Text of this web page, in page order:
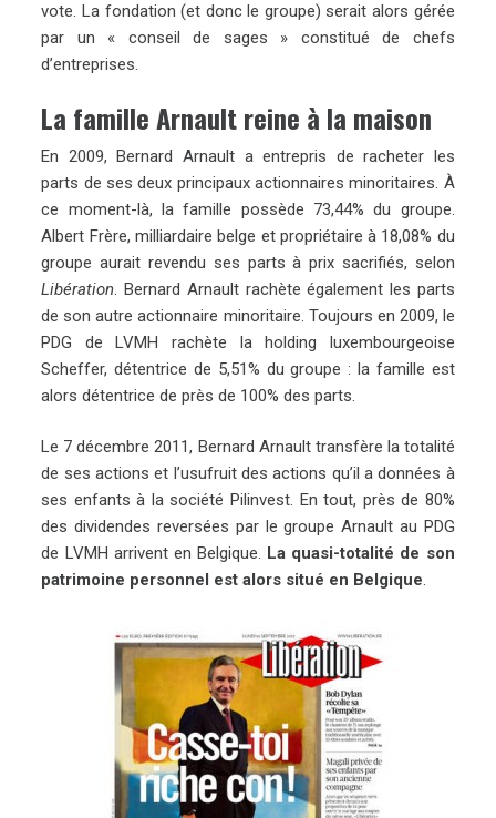
vote. La fondation (et donc le groupe) serait alors gérée
par un « conseil de sages » constitué de chefs
d’entreprises.
La famille Arnault reine à la maison
En 2009, Bernard Arnault a entrepris de racheter les
parts de ses deux principaux actionnaires minoritaires. À
ce moment-là, la famille possède 73,44% du groupe.
Albert Frère, milliardaire belge et propriétaire à 18,08% du
groupe aurait revendu ses parts à prix sacrifiés, selon
Libération. Bernard Arnault rachète également les parts
de son autre actionnaire minoritaire. Toujours en 2009, le
PDG de LVMH rachète la holding luxembourgeoise
Scheffer, détentrice de 5,51% du groupe : la famille est
alors détentrice de près de 100% des parts.
Le 7 décembre 2011, Bernard Arnault transfère la totalité
de ses actions et l’usufruit des actions qu’il a données à
ses enfants à la société Pilinvest. En tout, près de 80%
des dividendes reversées par le groupe Arnault au PDG
de LVMH arrivent en Belgique. La quasi-totalité de son
patrimoine personnel est alors situé en Belgique.